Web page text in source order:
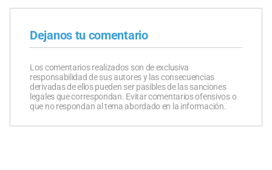
Dejanos tu comentario
Los comentarios realizados son de exclusiva
responsabilidad de sus autores y las consecuencias
derivadas de ellos pueden ser pasibles de las sanciones
legales que correspondan. Evitar comentarios ofensivos o
que no respondan al tema abordado en la información.